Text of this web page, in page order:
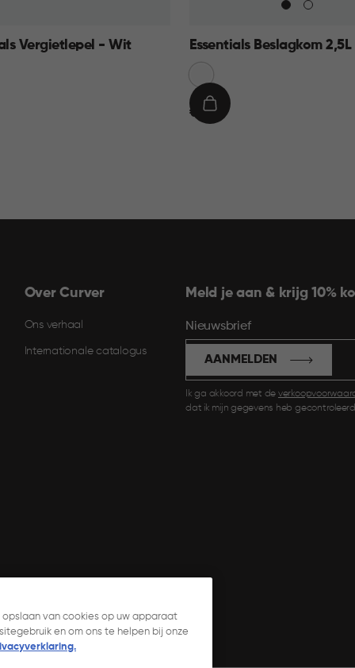
Vergietlepel - Wit Essentials Beslagkom
Wit
€€ 6,95
IN
Over Curver
Ons verhaal
Internationale catalogus
Meld je aan & krijg 10%
Nieuwsbrief
Ik ga akkoord met de
dat ik mijn gegevens heb
AANMELDEN
opslaan van cookies op uw apparaat
en om ons te helpen bij onze